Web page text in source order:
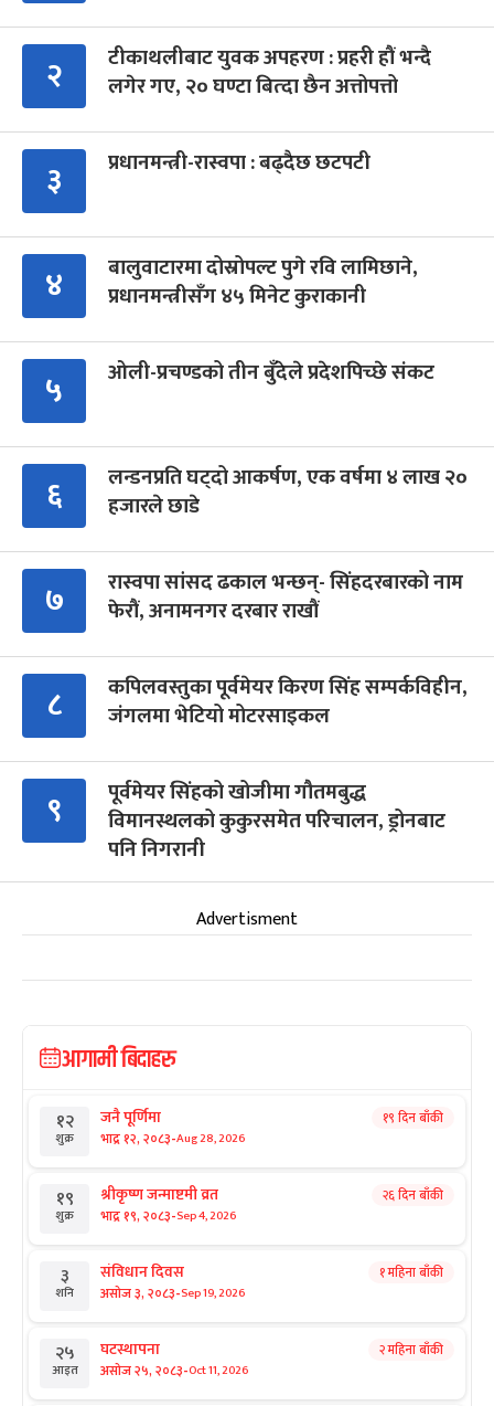
२
टीकाथलीबाट युवक अपहरण : प्रहरी हौं भन्दै
लगेर गए, २० घण्टा बित्दा छैन अत्तोपत्तो
३ प्रधानमन्त्री-रास्वपा : बढ्दैछ छटपटी
४
बालुवाटारमा दोस्रोपल्ट पुगे रवि लामिछाने,
प्रधानमन्त्रीसँग ४५ मिनेट कुराकानी
५ ओली-प्रचण्डको तीन बुँदेले प्रदेशपिच्छे संकट
६
लन्डनप्रति घट्दो आकर्षण, एक वर्षमा ४ लाख २०
हजारले छाडे
७
रास्वपा सांसद ढकाल भन्छन्- सिंहदरबारको नाम
फेरौं, अनामनगर दरबार राखौं
८
कपिलवस्तुका पूर्वमेयर किरण सिंह सम्पर्कविहीन,
जंगलमा भेटियो मोटरसाइकल
९
पूर्वमेयर सिंहको खोजीमा गौतमबुद्ध
विमानस्थलको कुकुरसमेत परिचालन, ड्रोनबाट
पनि निगरानी
Advertisment
आगामी बिदाहरु
१२
शुक्र
जनै पूर्णिमा
भाद्र १२, २०८३-Aug 28, 2026
१९ दिन बाँकी
१९
शुक्र
श्रीकृष्ण जन्माष्टमी व्रत
भाद्र १९, २०८३-Sep 4, 2026
२६ दिन बाँकी
३
शनि
संविधान दिवस
असोज ३, २०८३-Sep 19, 2026
१ महिना बाँकी
२५
आइत
घटस्थापना
असोज २५, २०८३-Oct 11, 2026
२ महिना बाँकी